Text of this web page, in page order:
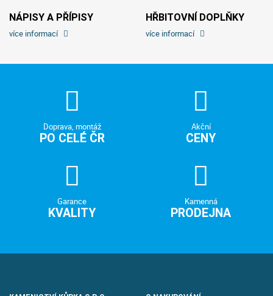
NÁPISY A PŘÍPISY
více informací
HŘBITOVNÍ DOPLŇKY
více informací
Doprava, montáž
PO CELÉ ČR
Akční
CENY
Garance
KVALITY
Kamenná
PRODEJNA